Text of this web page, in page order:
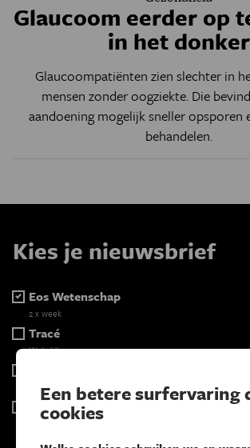
Glaucoom eerder op
in het donker
Glaucoompatiënten zien slechter in
mensen zonder oogziekte. Die
aandoening mogelijk sneller opsporen
behandelen.
Kies je nieuwsbrief
Eos Wetenschap
2 x week
Tracé
Wekelijks
Tweewekelijks
Iedereen wetenschapper
Maandelijks
Een betere surfervaring
cookies